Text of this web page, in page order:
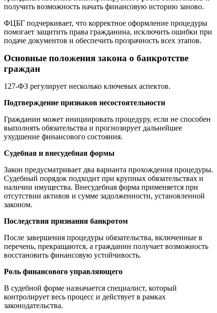
получить возможность начать финансовую историю заново.
ФЦБГ подчеркивает, что корректное оформление процедуры
помогает защитить права гражданина, исключить ошибки при
подаче документов и обеспечить прозрачность всех этапов.
Основные положения закона о банкротстве
граждан
127-ФЗ регулирует несколько ключевых аспектов.
Подтверждение признаков несостоятельности
Гражданин может инициировать процедуру, если не способен
выполнять обязательства и прогнозирует дальнейшее
ухудшение финансового состояния.
Судебная и внесудебная формы
Закон предусматривает два варианта прохождения процедуры.
Судебный порядок подходит при крупных обязательствах и
наличии имущества. Внесудебная форма применяется при
отсутствии активов и сумме задолженности, установленной
законом.
Последствия признания банкротом
После завершения процедуры обязательства, включенные в
перечень, прекращаются, а гражданин получает возможность
восстановить финансовую устойчивость.
Роль финансового управляющего
В судебной форме назначается специалист, который
контролирует весь процесс и действует в рамках
законодательства.